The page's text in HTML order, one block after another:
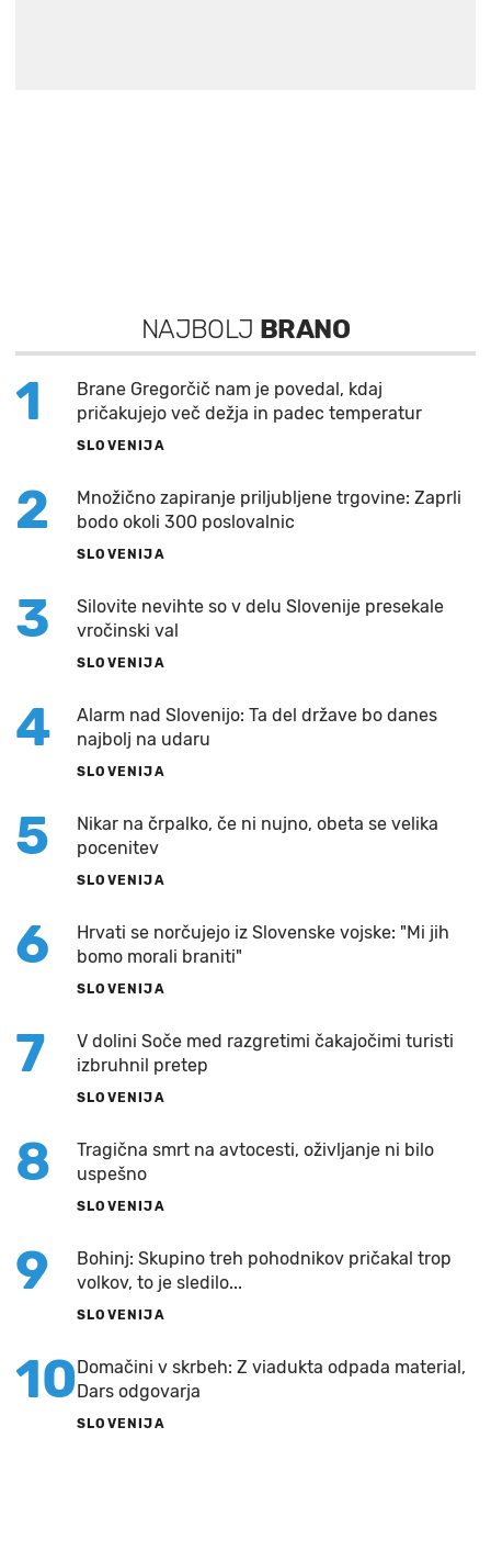
NAJBOLJ BRANO
1
Brane Gregorčič nam je povedal, kdaj
pričakujejo več dežja in padec temperatur
SLOVENIJA
2
Množično zapiranje priljubljene trgovine: Zaprli
bodo okoli 300 poslovalnic
SLOVENIJA
3
Silovite nevihte so v delu Slovenije presekale
vročinski val
SLOVENIJA
4
Alarm nad Slovenijo: Ta del države bo danes
najbolj na udaru
SLOVENIJA
5
Nikar na črpalko, če ni nujno, obeta se velika
pocenitev
SLOVENIJA
6
Hrvati se norčujejo iz Slovenske vojske: "Mi jih
bomo morali braniti"
SLOVENIJA
7
V dolini Soče med razgretimi čakajočimi turisti
izbruhnil pretep
SLOVENIJA
8
Tragična smrt na avtocesti, oživljanje ni bilo
uspešno
SLOVENIJA
9
Bohinj: Skupino treh pohodnikov pričakal trop
volkov, to je sledilo...
SLOVENIJA
10Domačini v skrbeh: Z viadukta odpada material,
Dars odgovarja
SLOVENIJA